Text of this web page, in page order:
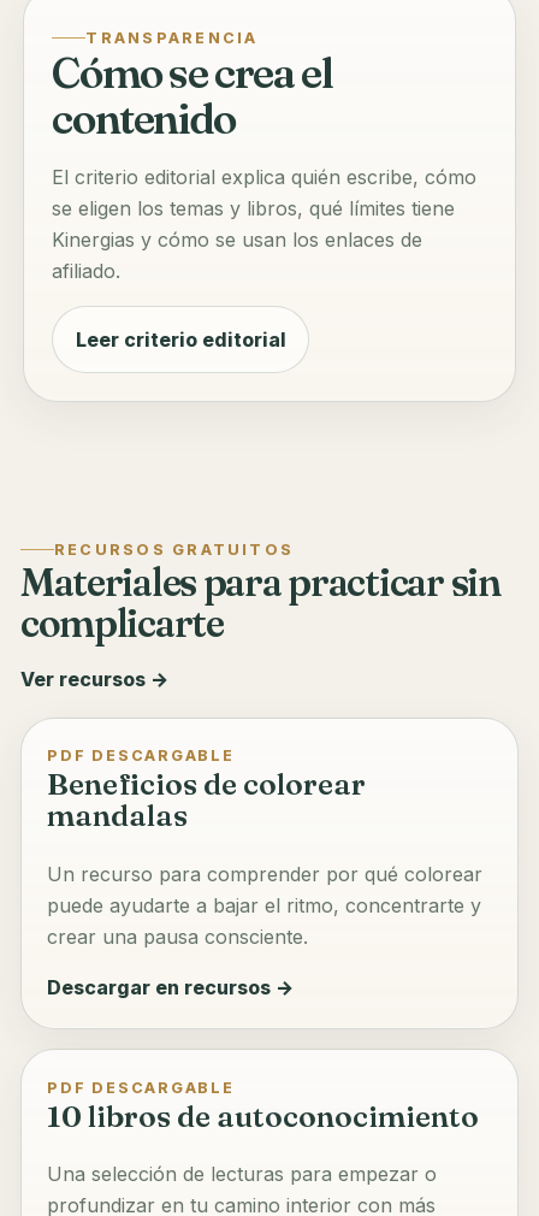
TRANSPARENCIA
Cómo se crea el
contenido
El criterio editorial explica quién escribe, cómo
se eligen los temas y libros, qué límites tiene
Kinergias y cómo se usan los enlaces de
afiliado.
Leer criterio editorial
RECURSOS GRATUITOS
Materiales para practicar sin
complicarte
Ver recursos →
PDF DESCARGABLE
Beneficios de colorear
mandalas
Un recurso para comprender por qué colorear
puede ayudarte a bajar el ritmo, concentrarte y
crear una pausa consciente.
Descargar en recursos →
PDF DESCARGABLE
10 libros de autoconocimiento
Una selección de lecturas para empezar o
profundizar en tu camino interior con más